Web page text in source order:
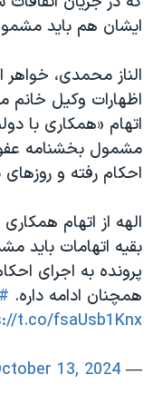
ایشان هم باید
الناز محمدی، خواهر
اظهارات وکیل خانم
اتهام «همکاری با
احکام رفته و
الهه از اتهام
پرونده به اجرای
همچنان ادامه داره.
t.co/fsaUsb1Knx
— Elnaz (@Elnaazmohammadi)
13, 2024